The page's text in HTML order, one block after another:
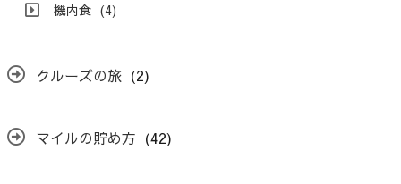
機内食 (4)
クルーズの旅 (2)
マイルの貯め方 (42)